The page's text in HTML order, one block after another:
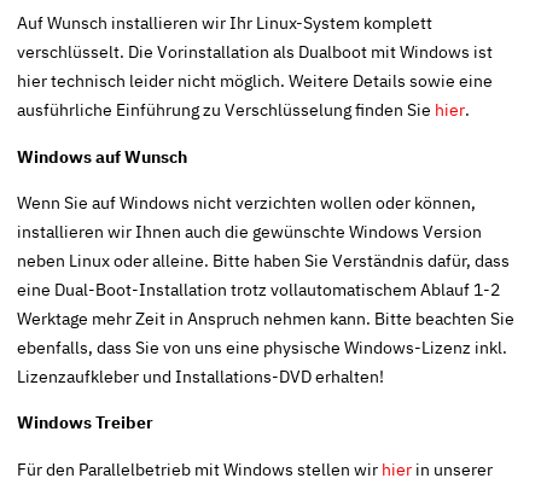
Auf Wunsch installieren wir Ihr Linux-System komplett
verschlüsselt. Die Vorinstallation als Dualboot mit Windows ist
hier technisch leider nicht möglich. Weitere Details sowie eine
ausführliche Einführung zu Verschlüsselung finden Sie hier.
Windows auf Wunsch
Wenn Sie auf Windows nicht verzichten wollen oder können,
installieren wir Ihnen auch die gewünschte Windows Version
neben Linux oder alleine. Bitte haben Sie Verständnis dafür, dass
eine Dual-Boot-Installation trotz vollautomatischem Ablauf 1-2
Werktage mehr Zeit in Anspruch nehmen kann. Bitte beachten Sie
ebenfalls, dass Sie von uns eine physische Windows-Lizenz inkl.
Lizenzaufkleber und Installations-DVD erhalten!
Windows Treiber
Für den Parallelbetrieb mit Windows stellen wir hier in unserer